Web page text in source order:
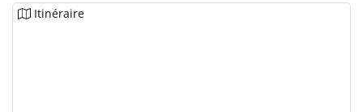
Itinéraire